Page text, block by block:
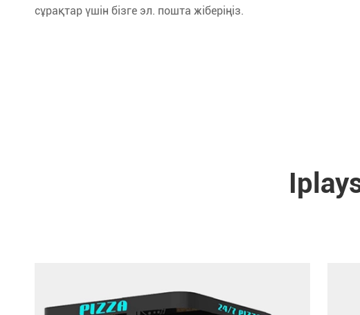
сұрақтар үшін бізге эл. пошта жіберіңіз.